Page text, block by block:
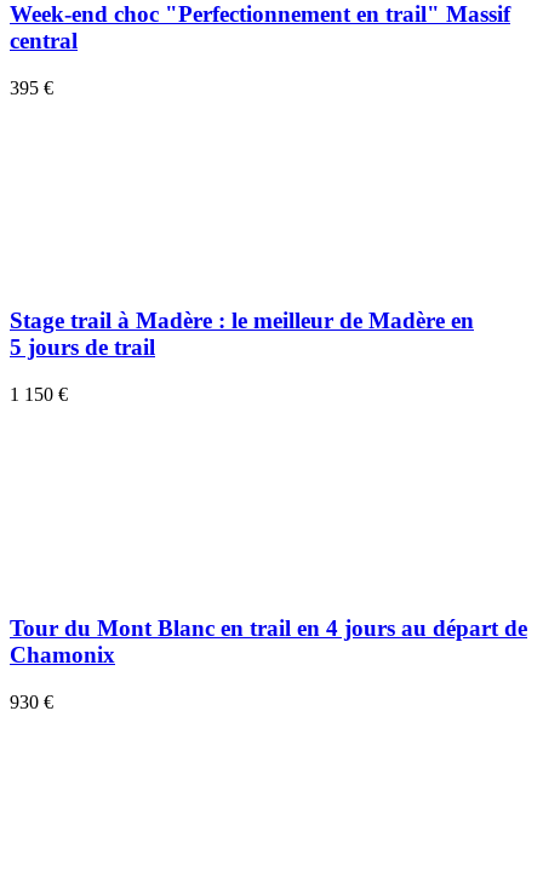
Week-end choc "Perfectionnement en trail" Massif
central
395 €
Stage trail à Madère : le meilleur de Madère en
5 jours de trail
1 150 €
Tour du Mont Blanc en trail en 4 jours au départ de
Chamonix
930 €